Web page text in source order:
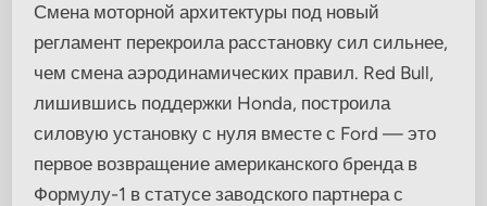
Смена моторной архитектуры под новый
регламент перекроила расстановку сил сильнее,
чем смена аэродинамических правил. Red Bull,
лишившись поддержки Honda, построила
силовую установку с нуля вместе с Ford — это
первое возвращение американского бренда в
Формулу-1 в статусе заводского партнера с